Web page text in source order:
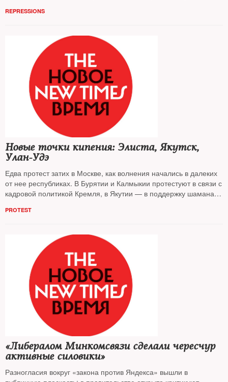
Гусейновым
REPRESSIONS
Новые точки кипения: Элиста, Якутск,
Улан-Удэ
Едва протест затих в Москве, как волнения начались в далеких
от нее республиках. В Бурятии и Калмыкии протестуют в связи с
кадровой политикой Кремля, в Якутии — в поддержку шамана
PROTEST
«Либералом Минкомсвязи сделали чересчур
активные силовики»
Разногласия вокруг «закона против Яндекса» вышли в